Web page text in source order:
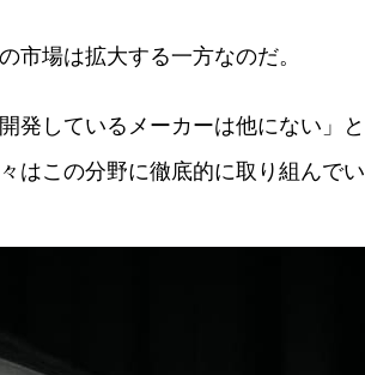
市場は拡大する一方なのだ。
発しているメーカーは他にない」
はこの分野に徹底的に取り組んで